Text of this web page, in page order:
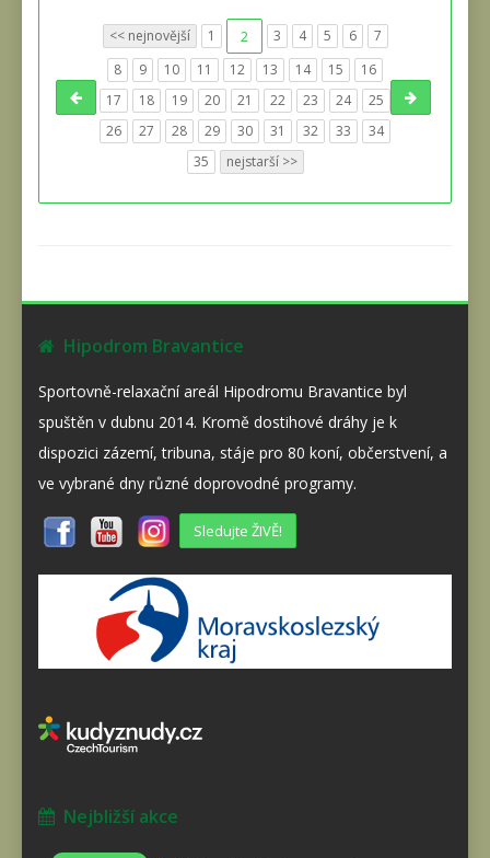
<< nejnovější 1 2 3 4 5 6
7
8
9 10 11 12 13 14 15
16
17
18 19 20 21 22 23 24
25
26
27 28 29 30 31 32 33
34
35
nejstarší >>
Hipodrom Bravantice
Sportovně-relaxační areál Hipodromu Bravantice byl
spuštěn v dubnu 2014. Kromě dostihové dráhy je k
dispozici zázemí, tribuna, stáje pro 80 koní, občerstvení, a
ve vybrané dny různé doprovodné programy.
Sledujte ŽIVĚ!
Nejbližší akce